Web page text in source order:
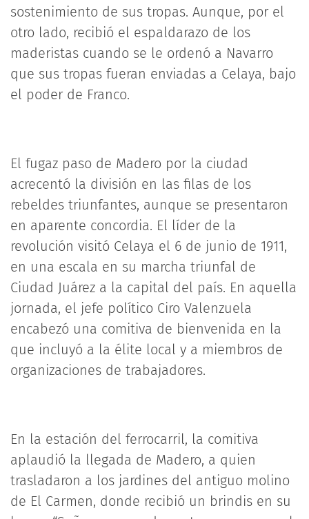
sostenimiento de sus tropas. Aunque, por el
otro lado, recibió el espaldarazo de los
maderistas cuando se le ordenó a Navarro
que sus tropas fueran enviadas a Celaya, bajo
el poder de Franco.
El fugaz paso de Madero por la ciudad
acrecentó la división en las filas de los
rebeldes triunfantes, aunque se presentaron
en aparente concordia. El líder de la
revolución visitó Celaya el 6 de junio de 1911,
en una escala en su marcha triunfal de
Ciudad Juárez a la capital del país. En aquella
jornada, el jefe político Ciro Valenzuela
encabezó una comitiva de bienvenida en la
que incluyó a la élite local y a miembros de
organizaciones de trabajadores.
En la estación del ferrocarril, la comitiva
aplaudió la llegada de Madero, a quien
trasladaron a los jardines del antiguo molino
de El Carmen, donde recibió un brindis en su